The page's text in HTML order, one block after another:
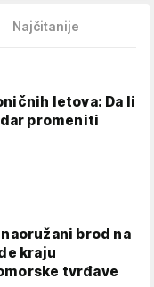
Najčitanije
letova: Da li
promeniti
brod na
kraju
tvrđave